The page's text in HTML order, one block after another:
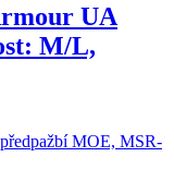
UA
M/L,